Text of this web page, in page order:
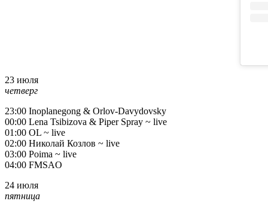
23 июля
четверг
23:00 Inoplanegong & Orlov-Davydovsky
00:00 Lena Tsibizova & Piper Spray ~ live
01:00 OL ~ live
02:00 Николай Козлов ~ live
03:00 Poima ~ live
04:00 FMSAO
24 июля
пятница